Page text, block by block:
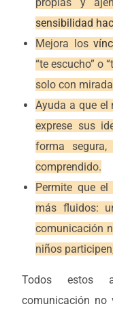
sensibilidad
Mejora los
“te escucho” o
solo con
Ayuda a que el
exprese sus
forma
comprendido.
Permite que
más fluidos:
comunicación
niños
Todos estos
comunicación no